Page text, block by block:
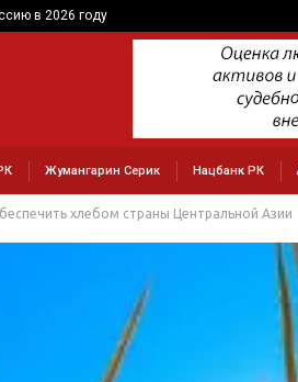
в 2026 году
Жумангарин Серик Нацбанк РК
хлебом страны Центральной Азии